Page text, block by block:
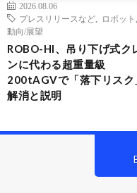
2026.08.06
プレスリリースなど
ロボット
動向/展望
ROBO-HI、吊り下げ式ク
ンに代わる超重量級
200tAGVで「落下リスク
解消と説明